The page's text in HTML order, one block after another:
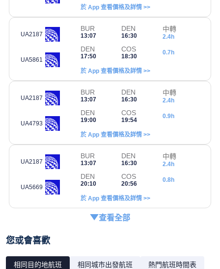
於 App 查看價格及詳情 >>
UA2187
BUR
13:07
DEN
16:30
中轉
2.4h
UA5861
DEN
17:50
COS
18:30
0.7h
於 App 查看價格及詳情 >>
UA2187
BUR
13:07
DEN
16:30
中轉
2.4h
UA4793
DEN
19:00
COS
19:54
0.9h
於 App 查看價格及詳情 >>
UA2187
BUR
13:07
DEN
16:30
中轉
2.4h
UA5669
DEN
20:10
COS
20:56
0.8h
於 App 查看價格及詳情 >>
查看全部
您或會喜歡
相同目的地航班 相同城市出發航班 熱門航班時間表